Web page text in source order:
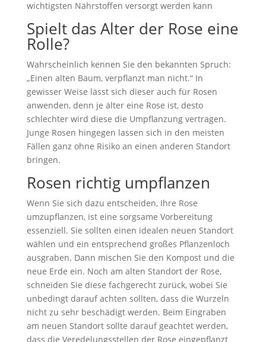
wichtigsten Nährstoffen versorgt werden kann
Spielt das Alter der Rose eine
Rolle?
Wahrscheinlich kennen Sie den bekannten Spruch:
„Einen alten Baum, verpflanzt man nicht.“ In
gewisser Weise lässt sich dieser auch für Rosen
anwenden, denn je älter eine Rose ist, desto
schlechter wird diese die Umpflanzung vertragen.
Junge Rosen hingegen lassen sich in den meisten
Fällen ganz ohne Risiko an einen anderen Standort
bringen.
Rosen richtig umpflanzen
Wenn Sie sich dazu entscheiden, Ihre Rose
umzupflanzen, ist eine sorgsame Vorbereitung
essenziell. Sie sollten einen idealen neuen Standort
wählen und ein entsprechend großes Pflanzenloch
ausgraben. Dann mischen Sie den Kompost und die
neue Erde ein. Noch am alten Standort der Rose,
schneiden Sie diese fachgerecht zurück, wobei Sie
unbedingt darauf achten sollten, dass die Wurzeln
nicht zu sehr beschädigt werden. Beim Eingraben
am neuen Standort sollte darauf geachtet werden,
dass die Veredelungsstellen der Rose eingepflanzt